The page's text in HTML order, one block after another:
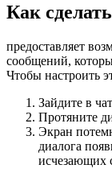
Как
предоставляет
сообщений,
Чтобы настроить
Зайдите в
Протяните
Экран
диалога
исчезающих